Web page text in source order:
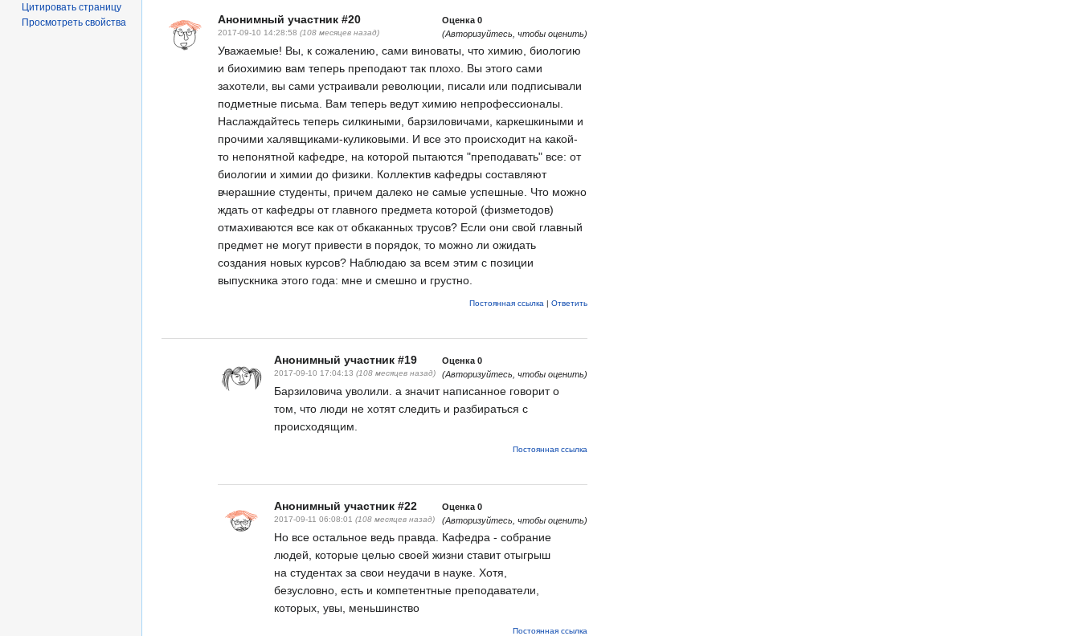
Анонимный участник #20
2017-09-10 14:28:58 (108 месяцев назад)
Оценка 0
(Авторизуйтесь, чтобы оценить)
Уважаемые! Вы, к сожалению, сами виноваты, что химию, биологию
и биохимию вам теперь преподают так плохо. Вы этого сами
захотели, вы сами устраивали революции, писали или подписывали
подметные письма. Вам теперь ведут химию непрофессионалы.
Наслаждайтесь теперь силкиными, барзиловичами, каркешкиными и
прочими халявщиками-куликовыми. И все это происходит на какой-
то непонятной кафедре, на которой пытаются "преподавать" все: от
биологии и химии до физики. Коллектив кафедры составляют
вчерашние студенты, причем далеко не самые успешные. Что можно
ждать от кафедры от главного предмета которой (физметодов)
отмахиваются все как от обкаканных трусов? Если они свой главный
предмет не могут привести в порядок, то можно ли ожидать
создания новых курсов? Наблюдаю за всем этим с позиции
выпускника этого года: мне и смешно и грустно.
Постоянная ссылка | Ответить
Анонимный участник #19
2017-09-10 17:04:13 (108 месяцев назад)
Оценка 0
(Авторизуйтесь, чтобы оценить)
Барзиловича уволили. а значит написанное говорит о
том, что люди не хотят следить и разбираться с
происходящим.
Постоянная ссылка
Анонимный участник #22
2017-09-11 06:08:01 (108 месяцев назад)
Оценка 0
(Авторизуйтесь, чтобы оценить)
Но все остальное ведь правда. Кафедра - собрание
людей, которые целью своей жизни ставит отыгрыш
на студентах за свои неудачи в науке. Хотя,
безусловно, есть и компетентные преподаватели,
которых, увы, меньшинство
Постоянная ссылка
Цитировать страницу
Просмотреть свойства